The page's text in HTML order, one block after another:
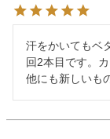
汗をかいてもベ
回2本目です。
他にも新しいも